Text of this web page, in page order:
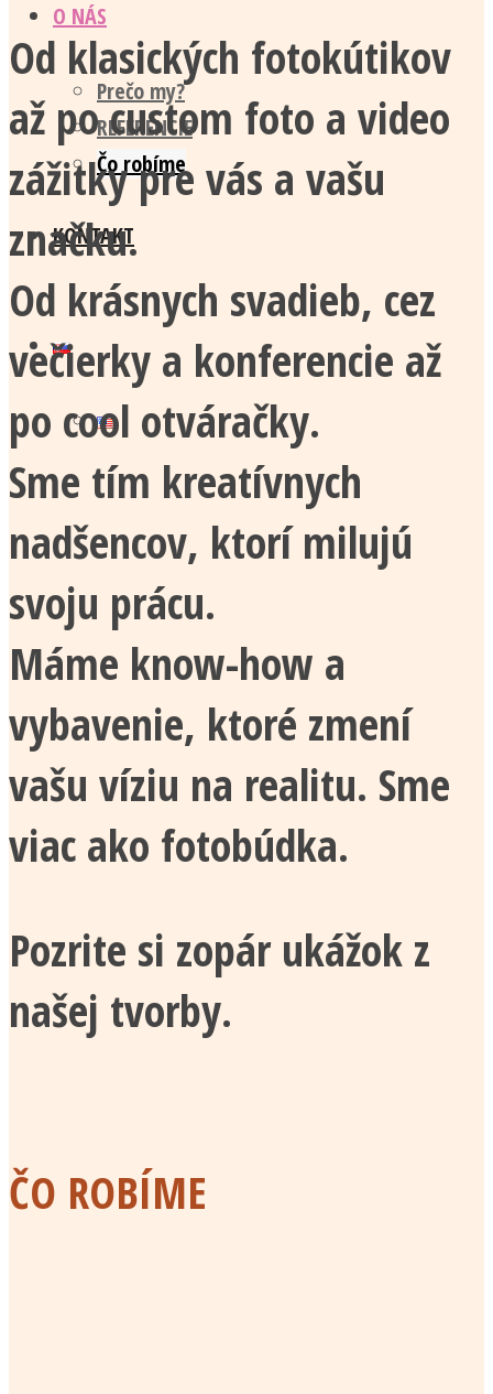
O NÁS
Prečo my?
REFERENCIE
Čo robíme
KONTAKT
Od klasických fotokútikov
až po custom foto a video
zážitky pre vás a vašu
značku.
Od krásnych svadieb, cez
večierky a konferencie až
po cool otváračky.
Sme tím kreatívnych
nadšencov, ktorí milujú
svoju prácu.
Máme know-how a
vybavenie, ktoré zmení
vašu víziu na realitu. Sme
viac ako fotobúdka.
Pozrite si zopár ukážok z
našej tvorby.
ČO ROBÍME